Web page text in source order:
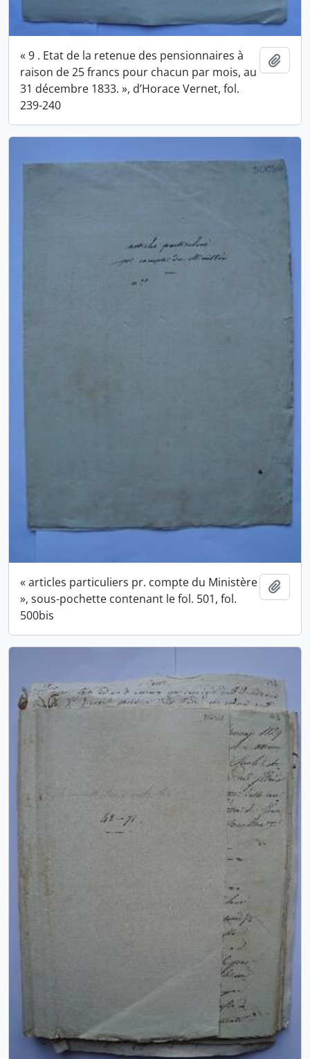
« 9 . Etat de la retenue des pensionnaires à
raison de 25 francs pour chacun par mois, au
31 décembre 1833. », d’Horace Vernet, fol.
239-240
« articles particuliers pr. compte du Ministère
», sous-pochette contenant le fol. 501, fol.
500bis